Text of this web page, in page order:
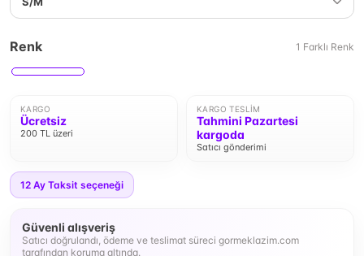
Renk 1 Farklı Renk
KARGO
Ücretsiz
200 TL üzeri
KARGO TESLIM
Tahmini Pazartesi
kargoda
Satıcı gönderimi
12 Ay Taksit seçeneği
Güvenli alışveriş
Satıcı doğrulandı, ödeme ve teslimat süreci gormeklazim.com
tarafından koruma altında.